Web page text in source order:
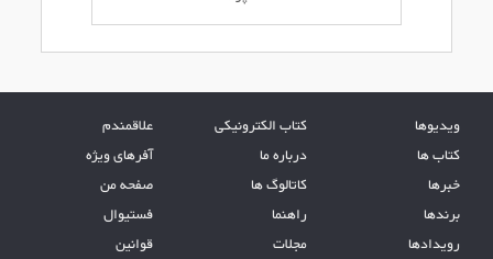
ویدیوها کتاب الکترونیکی
علاقمندم
کتاب ها
درباره ما
آفرهای ویژه
خبرها
کاتالوگ ها
صفحه من
برندها
راهنما
فستیوال
رویدادها
مجلات
قوانین